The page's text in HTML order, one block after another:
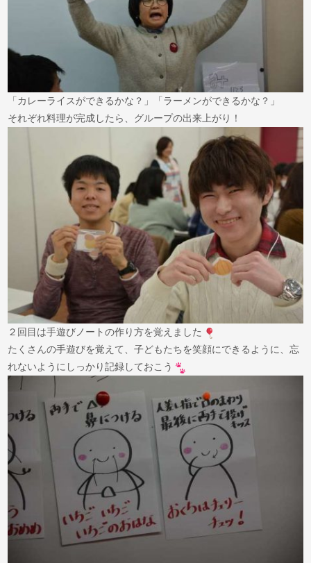
「カレーライスができるかな？」「ラーメンができるかな？」
それぞれ料理が完成したら、グループの出来上がり！
２回目は手遊びノートの作り方を覚えました
たくさんの手遊びを覚えて、子どもたちを笑顔にできるように、忘
れないようにしっかり記録しておこう